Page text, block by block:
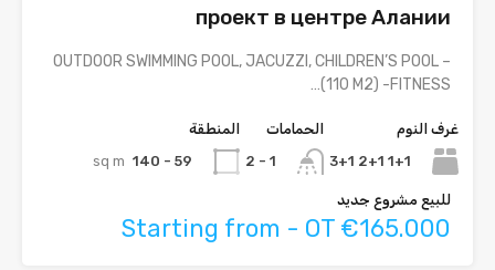
проект в центре Алании
– OUTDOOR SWIMMING POOL, JACUZZI, CHILDREN’S POOL
(110 M2) -FITNESS…
غرف النوم
1+1 2+1 3+1
الحمامات
1 - 2
المنطقة
59 - 140
sq m
للبيع مشروع جديد
Starting from - OT €165.000